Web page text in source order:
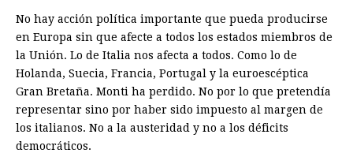
No hay acción política importante que pueda producirse
en Europa sin que afecte a todos los estados miembros de
la Unión. Lo de Italia nos afecta a todos. Como lo de
Holanda, Suecia, Francia, Portugal y la euroescéptica
Gran Bretaña. Monti ha perdido. No por lo que pretendía
representar sino por haber sido impuesto al margen de
los italianos. No a la austeridad y no a los déficits
democráticos.